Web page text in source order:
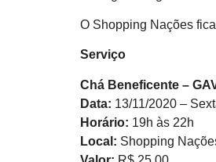
O Shopping Nações
Serviço
Chá Beneficente –
Data: 13/11/2020 –
Horário: 19h às 22h
Local: Shopping